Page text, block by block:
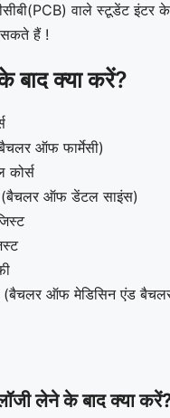
वाले स्टूडेंट इंटर
सकते हैं !
बाद क्या करें?
ऑफ फार्मेसी)
कोर्स
(बैचलर ऑफ डेंटल साइंस)
(बैचलर ऑफ मेडिसिन एंड
लेने के बाद क्या